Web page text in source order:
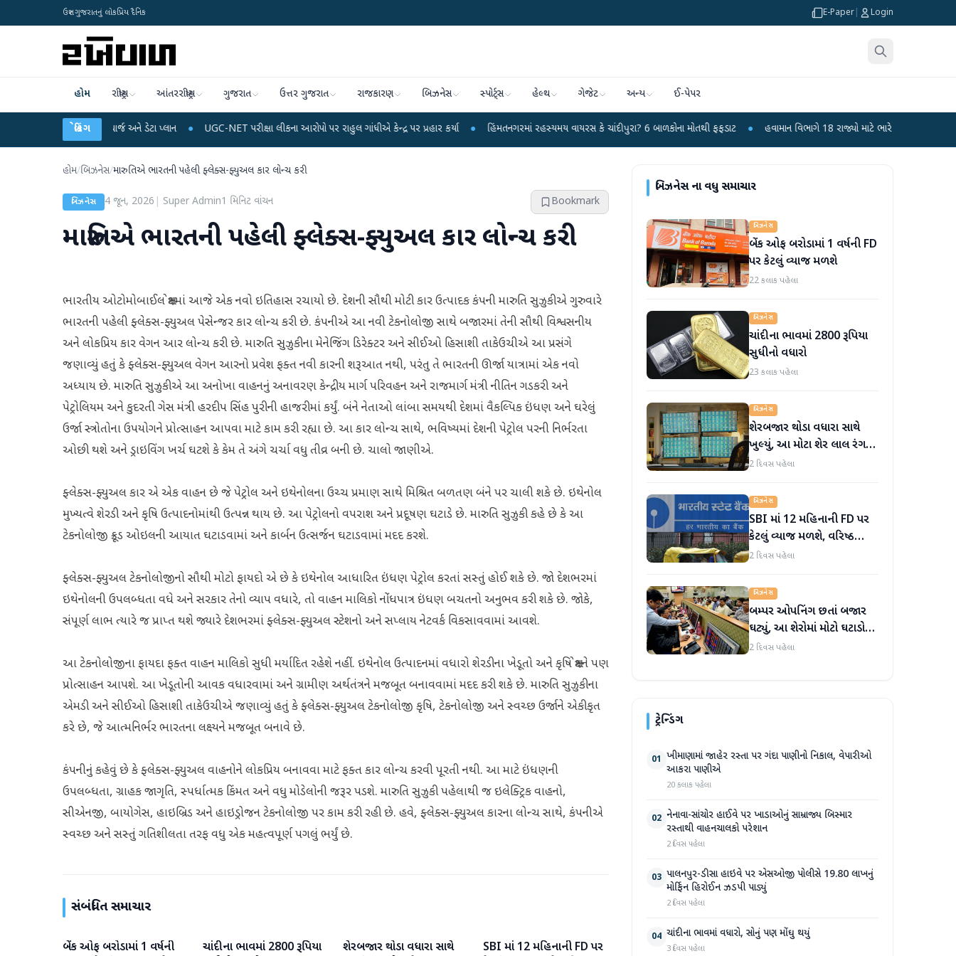
ઉત્તર ગુજરાતનું લોકપ્રિય દૈનિક E-Paper Login
હોમ રાષ્ટ્રીય આંતરરાષ્ટ્રીય ગુજરાત ઉત્તર ગુજરાત રાજકારણ બિઝનેસ સ્પોર્ટ્સ હેલ્થ ગેજેટ અન્ય ઈ-પેપર
બ્રેકિંગ
રિચાર્જ અને ડેટા પ્લાન ● UGC-NET પરીક્ષા લીકના આરોપો પર રાહુલ ગાંધીએ કેન્દ્ર પર પ્રહાર કર્યા ● હિંમતનગરમાં રહસ્યમય વાયરસ કે ચાંદીપુરા? 6 બાળકોના મોતથી ફફડાટ ● હવામાન વિભાગે 18 રાજ્યો માટે ભારે વરસાદની ચેતવણી જારી કરી
હોમ/બિઝનેસ/મારુતિએ ભારતની પહેલી ફ્લેક્સ-ફ્યુઅલ કાર લોન્ચ કરી
બિઝનેસ 4 જૂન, 2026 Super Admin1 મિનિટ વાંચન Bookmark
મારુતિએ ભારતની પહેલી ફ્લેક્સ-ફ્યુઅલ કાર લોન્ચ કરી
ભારતીય ઓટોમોબાઈલ ક્ષેત્રમાં આજે એક નવો ઇતિહાસ રચાયો છે. દેશની સૌથી મોટી કાર ઉત્પાદક કંપની મારુતિ સુઝુકીએ ગુરુવારે
ભારતની પહેલી ફ્લેક્સ-ફ્યુઅલ પેસેન્જર કાર લોન્ચ કરી છે. કંપનીએ આ નવી ટેકનોલોજી સાથે બજારમાં તેની સૌથી વિશ્વસનીય
અને લોકપ્રિય કાર વેગન આર લોન્ચ કરી છે. મારુતિ સુઝુકીના મેનેજિંગ ડિરેક્ટર અને સીઈઓ હિસાશી તાકેઉચીએ આ પ્રસંગે
જણાવ્યું હતું કે ફ્લેક્સ-ફ્યુઅલ વેગન આરનો પ્રવેશ ફક્ત નવી કારની શરૂઆત નથી, પરંતુ તે ભારતની ઊર્જા યાત્રામાં એક નવો
અધ્યાય છે. મારુતિ સુઝુકીએ આ અનોખા વાહનનું અનાવરણ કેન્દ્રીય માર્ગ પરિવહન અને રાજમાર્ગ મંત્રી નીતિન ગડકરી અને
પેટ્રોલિયમ અને કુદરતી ગેસ મંત્રી હરદીપ સિંહ પુરીની હાજરીમાં કર્યું. બંને નેતાઓ લાંબા સમયથી દેશમાં વૈકલ્પિક ઇંધણ અને ઘરેલું
ઉર્જા સ્ત્રોતોના ઉપયોગને પ્રોત્સાહન આપવા માટે કામ કરી રહ્યા છે. આ કાર લોન્ચ સાથે, ભવિષ્યમાં દેશની પેટ્રોલ પરની નિર્ભરતા
ઓછી થશે અને ડ્રાઇવિંગ ખર્ચ ઘટશે કે કેમ તે અંગે ચર્ચા વધુ તીવ્ર બની છે. ચાલો જાણીએ.
ફ્લેક્સ-ફ્યુઅલ કાર એ એક વાહન છે જે પેટ્રોલ અને ઇથેનોલના ઉચ્ચ પ્રમાણ સાથે મિશ્રિત બળતણ બંને પર ચાલી શકે છે. ઇથેનોલ
મુખ્યત્વે શેરડી અને કૃષિ ઉત્પાદનોમાંથી ઉત્પન્ન થાય છે. આ પેટ્રોલનો વપરાશ અને પ્રદૂષણ ઘટાડે છે. મારુતિ સુઝુકી કહે છે કે આ
ટેકનોલોજી ક્રૂડ ઓઇલની આયાત ઘટાડવામાં અને કાર્બન ઉત્સર્જન ઘટાડવામાં મદદ કરશે.
ફ્લેક્સ-ફ્યુઅલ ટેકનોલોજીનો સૌથી મોટો ફાયદો એ છે કે ઇથેનોલ આધારિત ઇંધણ પેટ્રોલ કરતાં સસ્તું હોઈ શકે છે. જો દેશભરમાં
ઇથેનોલની ઉપલબ્ધતા વધે અને સરકાર તેનો વ્યાપ વધારે, તો વાહન માલિકો નોંધપાત્ર ઇંધણ બચતનો અનુભવ કરી શકે છે. જોકે,
સંપૂર્ણ લાભ ત્યારે જ પ્રાપ્ત થશે જ્યારે દેશભરમાં ફ્લેક્સ-ફ્યુઅલ સ્ટેશનો અને સપ્લાય નેટવર્ક વિકસાવવામાં આવશે.
આ ટેકનોલોજીના ફાયદા ફક્ત વાહન માલિકો સુધી મર્યાદિત રહેશે નહીં. ઇથેનોલ ઉત્પાદનમાં વધારો શેરડીના ખેડૂતો અને કૃષિ ક્ષેત્રને પણ
પ્રોત્સાહન આપશે. આ ખેડૂતોની આવક વધારવામાં અને ગ્રામીણ અર્થતંત્રને મજબૂત બનાવવામાં મદદ કરી શકે છે. મારુતિ સુઝુકીના
એમડી અને સીઈઓ હિસાશી તાકેઉચીએ જણાવ્યું હતું કે ફ્લેક્સ-ફ્યુઅલ ટેકનોલોજી કૃષિ, ટેકનોલોજી અને સ્વચ્છ ઉર્જાને એકીકૃત
કરે છે, જે આત્મનિર્ભર ભારતના લક્ષ્યને મજબૂત બનાવે છે.
કંપનીનું કહેવું છે કે ફ્લેક્સ-ફ્યુઅલ વાહનોને લોકપ્રિય બનાવવા માટે ફક્ત કાર લોન્ચ કરવી પૂરતી નથી. આ માટે ઇંધણની
ઉપલબ્ધતા, ગ્રાહક જાગૃતિ, સ્પર્ધાત્મક કિંમત અને વધુ મોડેલોની જરૂર પડશે. મારુતિ સુઝુકી પહેલાથી જ ઇલેક્ટ્રિક વાહનો,
સીએનજી, બાયોગેસ, હાઇબ્રિડ અને હાઇડ્રોજન ટેકનોલોજી પર કામ કરી રહી છે. હવે, ફ્લેક્સ-ફ્યુઅલ કારના લોન્ચ સાથે, કંપનીએ
સ્વચ્છ અને સસ્તું ગતિશીલતા તરફ વધુ એક મહત્વપૂર્ણ પગલું ભર્યું છે.
સંબંધિત સમાચાર
બિઝનેસ
બેંક ઓફ બરોડામાં 1 વર્ષની
બિઝનેસ
ચાંદીના ભાવમાં 2800 રૂપિયા
બિઝનેસ
શેરબજાર થોડા વધારા સાથે
બિઝનેસ
SBI માં 12 મહિનાની FD પર
બિઝનેસના વધુ સમાચાર
બિઝનેસ
બેંક ઓફ બરોડામાં 1 વર્ષની FD
પર કેટલું વ્યાજ મળશે
22 કલાક પહેલા
બિઝનેસ
ચાંદીના ભાવમાં 2800 રૂપિયા
સુધીનો વધારો
23 કલાક પહેલા
બિઝનેસ
શેરબજાર થોડા વધારા સાથે
ખુલ્યું, આ મોટા શેર લાલ રંગમાં
ખુલ્યા
2 દિવસ પહેલા
બિઝનેસ
SBI માં 12 મહિનાની FD પર
કેટલું વ્યાજ મળશે, વરિષ્ઠ
નાગરિકોને શું લાભ મળે છે?
2 દિવસ પહેલા
બિઝનેસ
બમ્પર ઓપનિંગ છતાં બજાર
ઘટ્યું, આ શેરોમાં મોટો ઘટાડો
જોવા મળ્યો
2 દિવસ પહેલા
ટ્રેન્ડિંગ
01 ખીમાણામાં જાહેર રસ્તા પર ગંદા પાણીનો નિકાલ, વેપારીઓ
આકરા પાણીએ
20 કલાક પહેલા
02 નેનાવા-સાંચોર હાઈવે પર ખાડાઓનું સામ્રાજ્ય બિસ્માર
રસ્તાથી વાહનચાલકો પરેશાન
2 દિવસ પહેલા
03 પાલનપુર-ડીસા હાઇવે પર એસઓજી પોલીસે 19.80 લાખનું
મોર્ફિન હિરોઈન ઝડપી પાડ્યું
2 દિવસ પહેલા
04 ચાંદીના ભાવમાં વધારો, સોનું પણ મોંઘુ થયું
3 દિવસ પહેલા